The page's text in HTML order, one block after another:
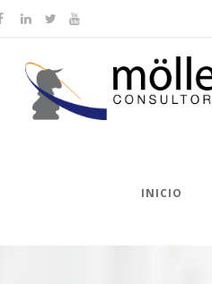
INICIO